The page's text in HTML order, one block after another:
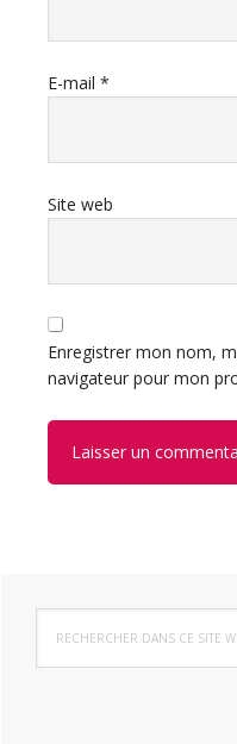
E-mail *
Site web
Enregistrer mon nom,
navigateur pour mon
Barre
latérale
dans
ce